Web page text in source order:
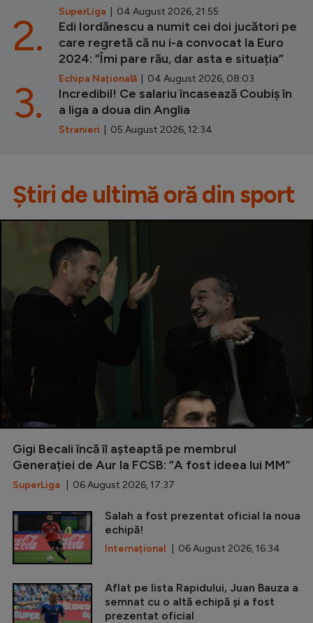
SuperLiga | 04 August 2026, 21:55
Edi Iordănescu a numit cei doi jucători pe
care regretă că nu i-a convocat la Euro
2024: ”Îmi pare rău, dar asta e situația”
Echipa Națională | 04 August 2026, 08:03
2.
Incredibil! Ce salariu încasează Coubiș în
a liga a doua din Anglia
Stranieri | 05 August 2026, 12:34
3.
Știri de ultimă oră din sport
Gigi Becali încă îl așteaptă pe membrul
Generației de Aur la FCSB: ”A fost ideea lui MM”
SuperLiga | 06 August 2026, 17:37
Salah a fost prezentat oficial la noua
echipă!
Internațional | 06 August 2026, 16:34
Aflat pe lista Rapidului, Juan Bauza a
semnat cu o altă echipă și a fost
prezentat oficial